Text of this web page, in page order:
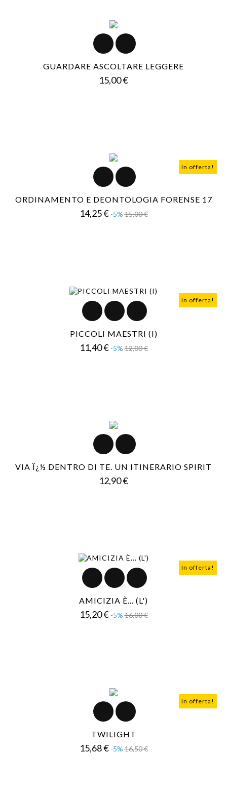
GUARDARE ASCOLTARE LEGGERE
15,00 €Prezzo
In offerta!
ORDINAMENTO E DEONTOLOGIA FORENSE 17
14,25 € Prezzo
-5% 15,00 €Prezzo
In offerta!
PICCOLI MAESTRI (I)
11,40 € Prezzo
-5% 12,00 €Prezzo
VIA Ï¿½ DENTRO DI TE. UN ITINERARIO SPIRIT
12,90 €Prezzo
In offerta!
AMICIZIA È... (L')
15,20 € Prezzo
-5% 16,00 €Prezzo
In offerta!
TWILIGHT
15,68 € Prezzo
-5% 16,50 €Prezzo